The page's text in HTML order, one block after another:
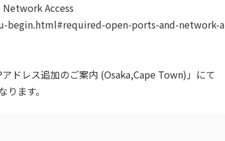
Access
open-ports-and-network-a
ドレス追加のご案内 (Osaka,Cape Town)」にて
ます。